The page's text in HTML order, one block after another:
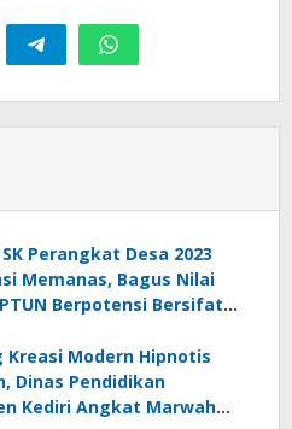
Perangkat Desa 2023
Memanas, Bagus Nilai
Berpotensi Bersifat
Kreasi Modern Hipnotis
Dinas Pendidikan
Kediri Angkat Marwah